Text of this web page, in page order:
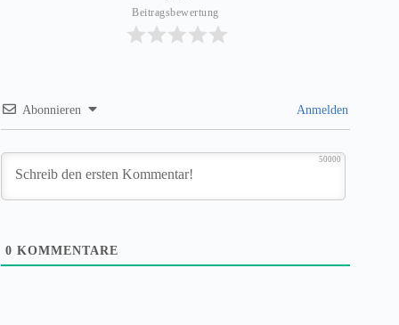
Beitragsbewertung
Abonnieren Anmelden
50000
0 KOMMENTARE